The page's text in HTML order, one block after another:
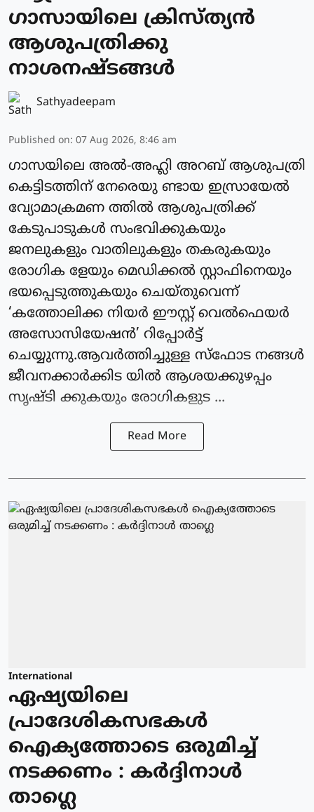
ഗാസായിലെ ക്രിസ്ത്യന്‍
ആശുപത്രിക്കു
നാശനഷ്ടങ്ങള്‍
Sathyadeepam
Published on: 07 Aug 2026, 8:46 am
ഗാസയിലെ അല്‍-അഹ്ലി അറബ് ആശുപത്രി
കെട്ടിടത്തിന് നേരെയു ണ്ടായ ഇസ്രായേല്‍
വ്യോമാക്രമണ ത്തില്‍ ആശുപത്രിക്ക്
കേടുപാടുകള്‍ സംഭവിക്കുകയും
ജനലുകളും വാതിലുകളും തകരുകയും
രോഗിക ളേയും മെഡിക്കല്‍ സ്റ്റാഫിനെയും
ഭയപ്പെടുത്തുകയും ചെയ്തുവെന്ന്
‘കത്തോലിക്ക നിയര്‍ ഈസ്റ്റ് വെല്‍ഫെയര്‍
അസോസിയേഷന്‍’ റിപ്പോര്‍ട്ട്
ചെയ്യുന്നു.ആവര്‍ത്തിച്ചുള്ള സ്‌ഫോട നങ്ങള്‍
ജീവനക്കാര്‍ക്കിട യില്‍ ആശയക്കുഴപ്പം
സൃഷ്ടി ക്കുകയും രോഗികളുട ...
Read More
International
ഏഷ്യയിലെ
പ്രാദേശികസഭകള്‍
ഐക്യത്തോടെ ഒരുമിച്ച്
നടക്കണം : കര്‍ദ്ദിനാള്‍
താഗ്ലെ